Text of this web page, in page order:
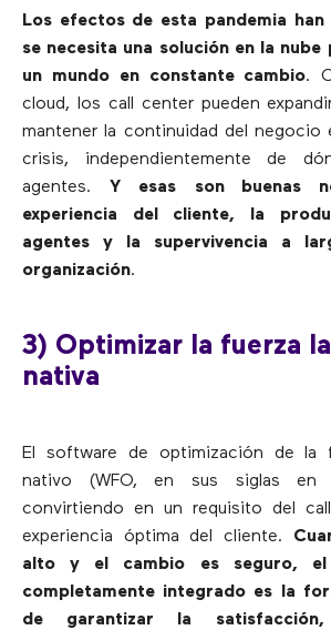
Los efectos de esta pandemia
se necesita una solución en la nube
un mundo en constante cambio.
cloud, los call center pueden
mantener la continuidad del negocio
crisis, independientemente de
agentes. Y esas
son buenas
experiencia del cliente, la
agentes y la supervivencia a
organización.
3) Optimizar la fuerza
nativa
El software de optimización de la
nativo (WFO, en sus siglas en
convirtiendo en un requisito del
experiencia óptima del cliente.
alto y el cambio es seguro, el
completamente integrado es la
de garantizar la